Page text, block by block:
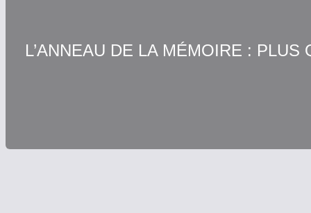
L’ANNEAU DE LA MÉMOIRE : PLUS